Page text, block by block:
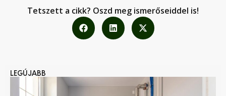
Tetszett a cikk? Oszd meg ismerőseiddel is!
LEGÚJABB